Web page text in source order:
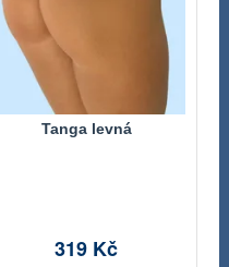
Tanga levná
319 Kč